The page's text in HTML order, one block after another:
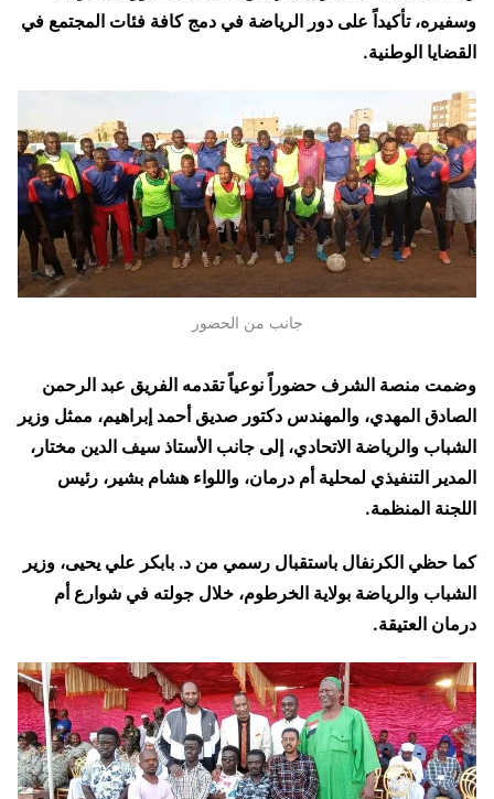
وسفيره، تأكيداً على دور الرياضة في دمج كافة فئات المجتمع في
القضايا الوطنية.
جانب من الحضور
وضمت منصة الشرف حضوراً نوعياً تقدمه الفريق عبد الرحمن
الصادق المهدي، والمهندس دكتور صديق أحمد إبراهيم، ممثل وزير
الشباب والرياضة الاتحادي، إلى جانب الأستاذ سيف الدين مختار،
المدير التنفيذي لمحلية أم درمان، واللواء هشام بشير، رئيس
اللجنة المنظمة.
كما حظي الكرنفال باستقبال رسمي من د. بابكر علي يحيى، وزير
الشباب والرياضة بولاية الخرطوم، خلال جولته في شوارع أم
درمان العتيقة.